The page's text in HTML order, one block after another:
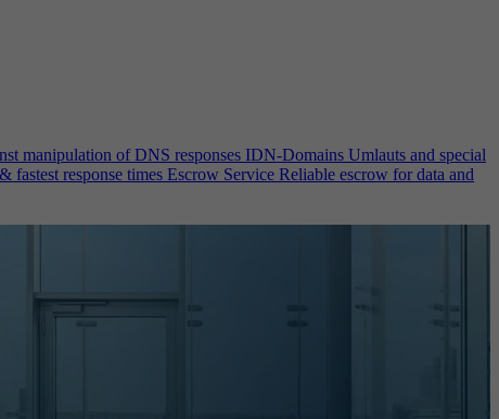
manipulation of DNS responses IDN-Domains Umlauts and special
fastest response times Escrow Service Reliable escrow for data and